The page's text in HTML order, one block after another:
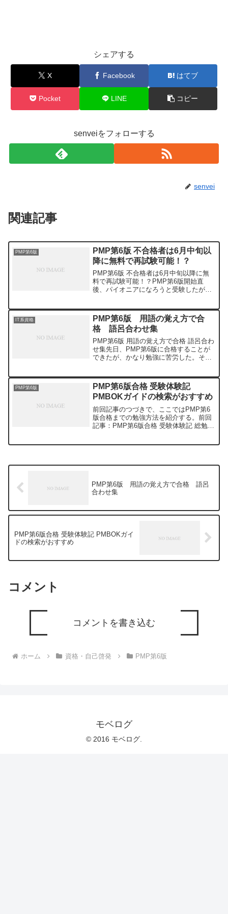
シェアする
X Facebook はてブ
Pocket LINE コピー
senveiをフォローする
senvei
関連記事
PMP第6版
PMP第6版 不合格者は6月中旬以
降に無料で再試験可能！？
PMP第6版 不合格者は6月中旬以降に無
料で再試験可能！？PMP第6版開始直
後、パイオニアになろうと受験したが返
悔しい。それから勉強に身が入らず、早
２カ月が経った。なに...
IT系資格
PMP第6版 用語の覚え方で合
格 語呂合わせ集
PMP第6版 用語の覚え方で合格 語呂合わ
せ集先日、PMP第6版に合格することが
できたが、かなり勉強に苦労した。その
えることが多い試験は他にないだろうと
思うくらい。私...
PMP第6版
PMP第6版合格 受験体験記
PMBOKガイドの検索がおすすめ
前回記事のつづきで、ここではPMP第6
版合格までの勉強方法を紹介する。前回
記事：PMP第6版合格 受験体験記 総勉強
PMP第6版 用語の覚え方で合格 語呂
合わせ集
PMP第6版合格 受験体験記 PMBOKガイ
ドの検索がおすすめ
コメント
コメントを書き込む
ホーム 資格・自己啓発 PMP第6版
モベログ
© 2016 モベログ.